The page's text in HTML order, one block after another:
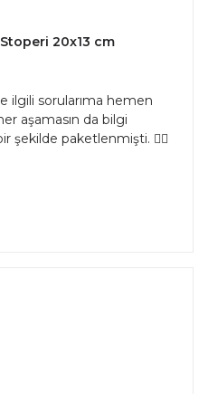
20x13 cm
ilgili sorularıma hemen
aşamasın da bilgi
şekilde paketlenmişti. 👌🏻